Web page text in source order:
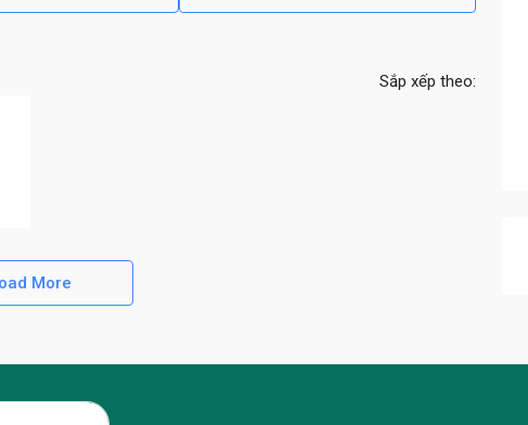
Sắp xếp theo:
More